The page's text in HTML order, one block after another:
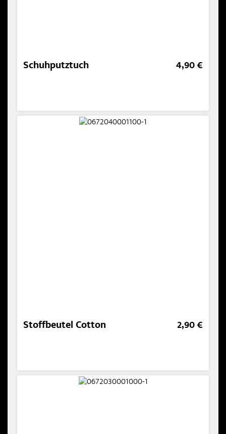
Schuhputztuch 4,90 €
Stoffbeutel Cotton 2,90 €